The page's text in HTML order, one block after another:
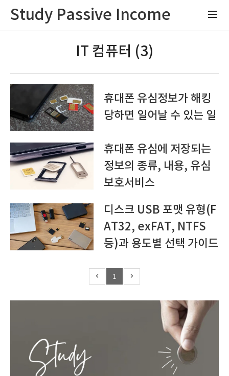
Study Passive Income
IT 컴퓨터 (3)
휴대폰 유심정보가 해킹
당하면 일어날 수 있는 일
휴대폰 유심에 저장되는
정보의 종류, 내용, 유심
보호서비스
디스크 USB 포맷 유형(F
AT32, exFAT, NTFS
등)과 용도별 선택 가이드
1